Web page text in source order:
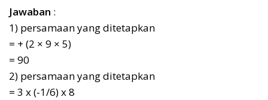
Jawaban :
1) persamaan yang ditetapkan
= + (2 × 9 × 5)
= 90
2) persamaan yang ditetapkan
= 3 x (-1/6) x 8